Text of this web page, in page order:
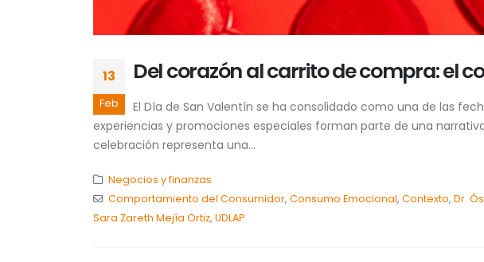
13
Feb
Del corazón al carrito de compra: el
El Día de San Valentín se ha consolidado como una de las
experiencias y promociones especiales forman parte de una
celebración representa una...
Negocios y finanzas
Comportamiento del Consumidor, Consumo Emocional, Contexto, Dr.
Sara Zareth Mejía Ortiz, UDLAP